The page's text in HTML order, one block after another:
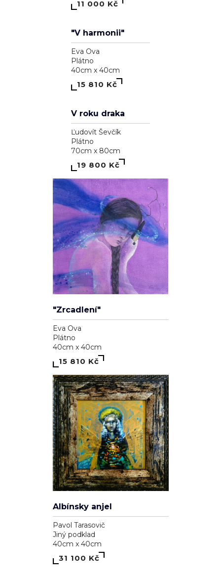
The morning after
Dominika Brynzej
Plátno
55cm x 75cm
3 000 Kč
Look Back
Eugene Ivanov
Plátno
35cm x 50cm
11 000 Kč
"V harmonii"
Eva Ova
40cm x 40cm
15 810 Kč